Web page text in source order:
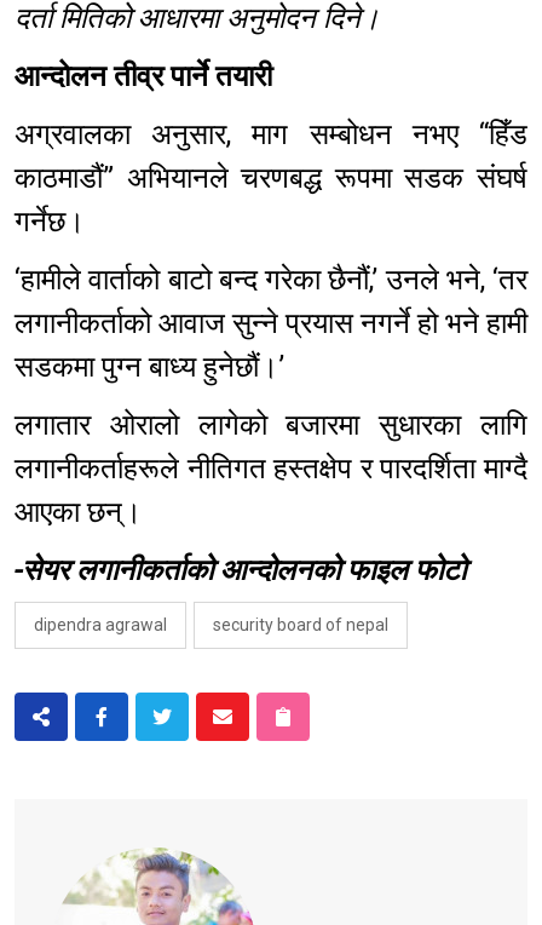
दर्ता मितिको आधारमा अनुमोदन दिने।
आन्दोलन तीव्र पार्ने तयारी
अग्रवालका अनुसार, माग सम्बोधन नभए “हिँड
काठमाडौं” अभियानले चरणबद्ध रूपमा सडक संघर्ष
गर्नेछ।
‘हामीले वार्ताको बाटो बन्द गरेका छैनौं,’ उनले भने, ‘तर
लगानीकर्ताको आवाज सुन्ने प्रयास नगर्ने हो भने हामी
सडकमा पुग्न बाध्य हुनेछौं।’
लगातार ओरालो लागेको बजारमा सुधारका लागि
लगानीकर्ताहरूले नीतिगत हस्तक्षेप र पारदर्शिता माग्दै
आएका छन्।
-सेयर लगानीकर्ताको आन्दोलनको फाइल फोटो
dipendra agrawal security board of nepal